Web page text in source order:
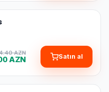
AZN
AZN Satın al